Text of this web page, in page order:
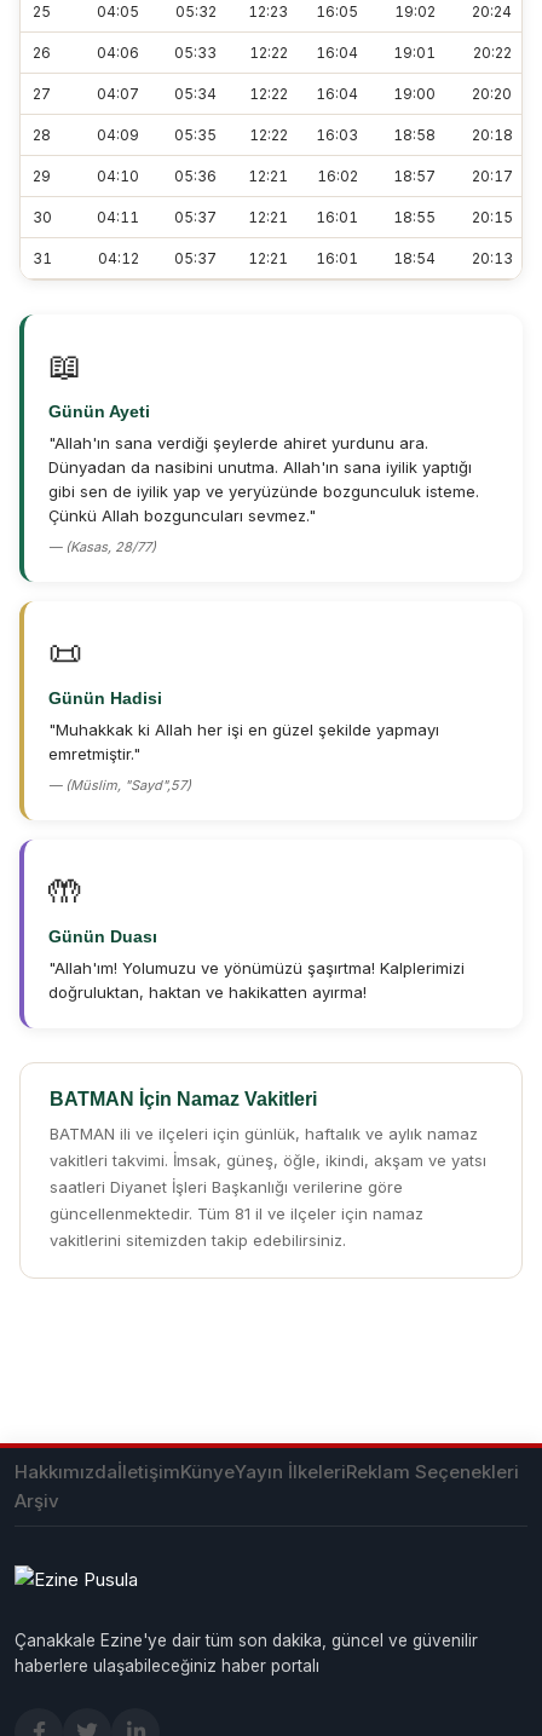
25 04:05 05:32 12:23 16:05 19:02 20:24
26 04:06 05:33 12:22 16:04 19:01 20:22
27 04:07 05:34 12:22 16:04 19:00 20:20
28 04:09 05:35 12:22 16:03 18:58 20:18
29 04:10 05:36 12:21 16:02 18:57 20:17
30 04:11 05:37 12:21 16:01 18:55 20:15
31 04:12 05:37 12:21 16:01 18:54 20:13
📖
Günün Ayeti
"Allah'ın sana verdiği şeylerde ahiret yurdunu ara.
Dünyadan da nasibini unutma. Allah'ın sana iyilik yaptığı
gibi sen de iyilik yap ve yeryüzünde bozgunculuk isteme.
Çünkü Allah bozguncuları sevmez."
— (Kasas, 28/77)
📜
Günün Hadisi
"Muhakkak ki Allah her işi en güzel şekilde yapmayı
emretmiştir."
— (Müslim, "Sayd",57)
🤲
Günün Duası
"Allah'ım! Yolumuzu ve yönümüzü şaşırtma! Kalplerimizi
doğruluktan, haktan ve hakikatten ayırma!
BATMAN İçin Namaz Vakitleri
BATMAN ili ve ilçeleri için günlük, haftalık ve aylık namaz
vakitleri takvimi. İmsak, güneş, öğle, ikindi, akşam ve yatsı
saatleri Diyanet İşleri Başkanlığı verilerine göre
güncellenmektedir. Tüm 81 il ve ilçeler için namaz
vakitlerini sitemizden takip edebilirsiniz.
HakkımızdaİletişimKünyeYayın İlkeleriReklam Seçenekleri
Arşiv
Çanakkale Ezine'ye dair tüm son dakika, güncel ve güvenilir
haberlere ulaşabileceğiniz haber portalı